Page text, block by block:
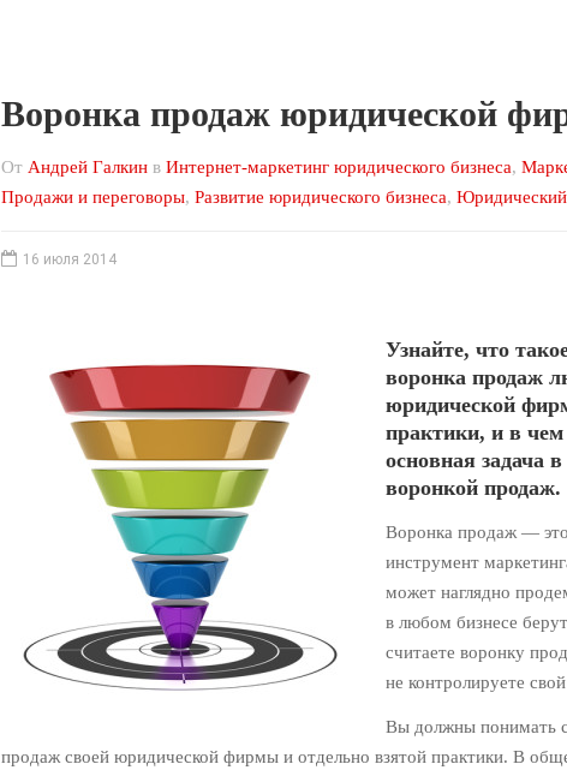
Воронка продаж юридической
От Андрей Галкин в Интернет-маркетинг юридического бизнеса,
Продажи и переговоры, Развитие юридического бизнеса,
16 июля 2014
Узнайте, что
воронка продаж
юридической
практики, и в
основная задача в
воронкой продаж.
Воронка продаж —
инструмент
может наглядно
в любом бизнесе
считаете воронку
не контролируете
Вы должны понимать
продаж своей юридической фирмы и отдельно взятой практики. В